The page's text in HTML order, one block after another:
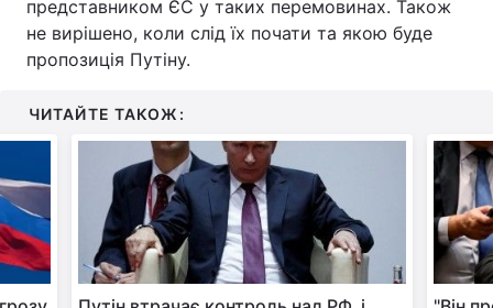
представником ЄС у таких перемовинах. Також
не вирішено, коли слід їх почати та якою буде
пропозиція Путіну.
ЧИТАЙТЕ ТАКОЖ: